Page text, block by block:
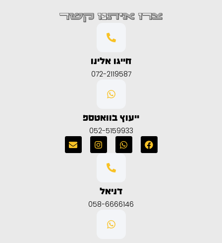
צרו איתנו קשר
חייגו אלינו
072-2119587
ייעוץ בוואטספ
052-5159933
דניאל
058-6666146